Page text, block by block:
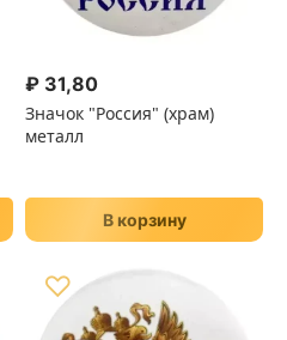
₽ 31,80
Значок "Россия" (храм)
металл
В корзину
♡